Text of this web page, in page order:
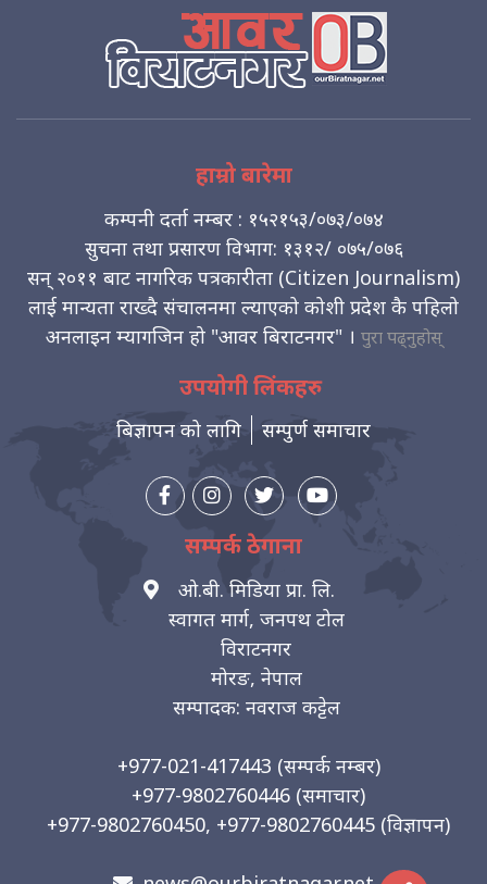
हाम्रो बारेमा
कम्पनी दर्ता नम्बर : १५२१५३/०७३/०७४
सुचना तथा प्रसारण विभाग: १३१२/ ०७५/०७६
सन् २०११ बाट नागरिक पत्रकारीता (Citizen Journalism)
लाई मान्यता राख्दै संचालनमा ल्याएको कोशी प्रदेश कै पहिलो
अनलाइन म्यागजिन हो "आवर बिराटनगर" । पुरा पढ्नुहोस्
उपयोगी लिंकहरु
बिज्ञापन को लागि सम्पुर्ण समाचार
सम्पर्क ठेगाना
ओ.बी. मिडिया प्रा. लि.
स्वागत मार्ग, जनपथ टोल
विराटनगर
मोरङ, नेपाल
सम्पादक: नवराज कट्टेल
+977-021-417443 (सम्पर्क नम्बर)
+977-9802760446 (समाचार)
+977-9802760450, +977-9802760445 (विज्ञापन)